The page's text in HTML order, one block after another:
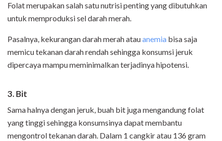
Folat merupakan salah satu nutrisi penting yang dibutuhkan
untuk memproduksi sel darah merah.
Pasalnya, kekurangan darah merah atauanemia bisa saja
memicu tekanan darah rendah sehingga konsumsi jeruk
dipercaya mampu meminimalkan terjadinya hipotensi.
3. Bit
Sama halnya dengan jeruk, buah bit juga mengandung folat
yang tinggi sehingga konsumsinya dapat membantu
mengontrol tekanan darah. Dalam 1 cangkir atau 136 gram